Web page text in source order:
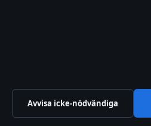
Avvisa icke-nödvändiga